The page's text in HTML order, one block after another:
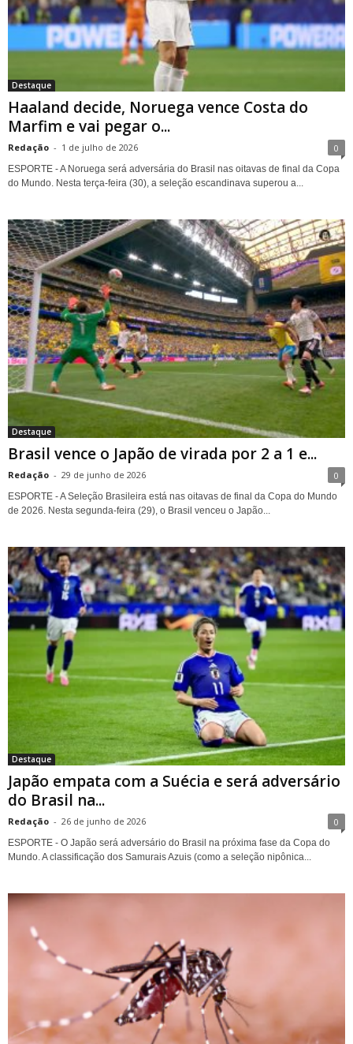
Destaque
Haaland decide, Noruega vence Costa do
Marfim e vai pegar o...
Redação - 1 de julho de 2026 0
ESPORTE - A Noruega será adversária do Brasil nas oitavas de final da Copa
do Mundo. Nesta terça-feira (30), a seleção escandinava superou a...
Destaque
Brasil vence o Japão de virada por 2 a 1 e...
Redação - 29 de junho de 2026 0
ESPORTE - A Seleção Brasileira está nas oitavas de final da Copa do Mundo
de 2026. Nesta segunda-feira (29), o Brasil venceu o Japão...
Destaque
Japão empata com a Suécia e será adversário
do Brasil na...
Redação - 26 de junho de 2026 0
ESPORTE - O Japão será adversário do Brasil na próxima fase da Copa do
Mundo. A classificação dos Samurais Azuis (como a seleção nipônica...